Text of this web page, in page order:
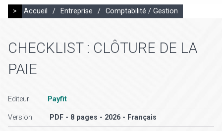
> Accueil / Entreprise / Comptabilité / Gestion
CHECKLIST : CLÔTURE DE LA
PAIE
Editeur Payfit
Version PDF - 8 pages - 2026 - Français